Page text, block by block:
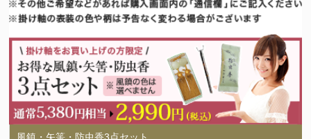
風鎮・矢筈・防虫香3点セット